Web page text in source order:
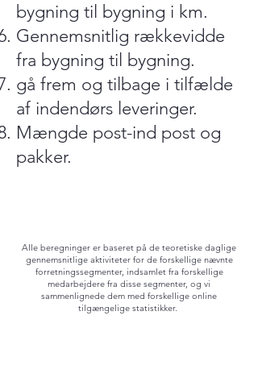
bygning til bygning i km.
Gennemsnitlig rækkevidde
fra bygning til bygning.
gå frem og tilbage i tilfælde
af indendørs leveringer.
Mængde post-ind post og
pakker.
Alle beregninger er baseret på de teoretiske daglige
gennemsnitlige aktiviteter for de forskellige nævnte
forretningssegmenter, indsamlet fra forskellige
medarbejdere fra disse segmenter, og vi
sammenlignede dem med forskellige online
tilgængelige statistikker.